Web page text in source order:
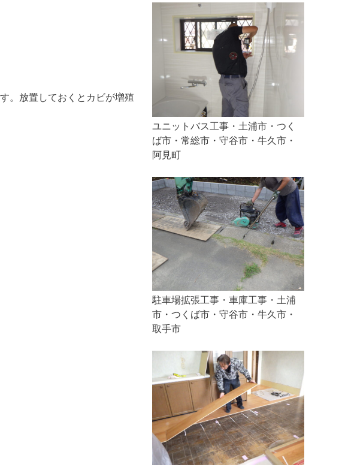
。放置しておくとカビが増殖
ユニットバス工事・土浦市・つく
ば市・常総市・守谷市・牛久市・
阿見町
駐車場拡張工事・車庫工事・土浦
市・つくば市・守谷市・牛久市・
取手市